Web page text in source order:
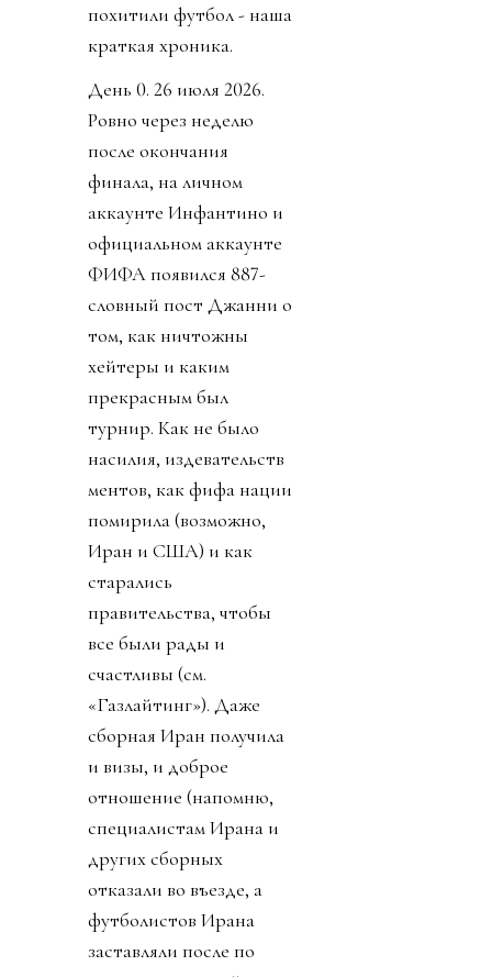
похитили футбол - наша
краткая хроника.
День 0. 26 июля 2026.
Ровно через неделю
после окончания
финала, на личном
аккаунте Инфантино и
официальном аккаунте
ФИФА появился 887-
словный пост Джанни о
том, как ничтожны
хейтеры и каким
прекрасным был
турнир. Как не было
насилия, издевательств
ментов, как фифа нации
помирила (возможно,
Иран и США) и как
старались
правительства, чтобы
все были рады и
счастливы (см.
«Газлайтинг»). Даже
сборная Иран получила
и визы, и доброе
отношение (напомню,
специалистам Ирана и
других сборных
отказали во въезде, а
футболистов Ирана
заставляли после по